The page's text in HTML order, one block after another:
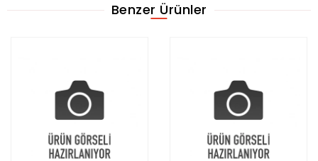
Benzer Ürünler